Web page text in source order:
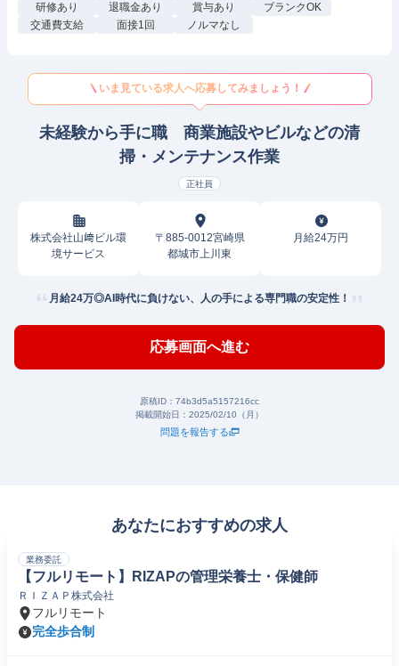
研修あり
退職金あり 賞与あり
ブランクOK
交通費支給
面接1回 ノルマなし
いま見ている求人へ応募してみましょう！
未経験から手に職 商業施設やビルなどの清
掃・メンテナンス作業
正社員
株式会社山﨑ビル環
境サービス
〒885-0012宮崎県
都城市上川東
月給24万円
月給24万◎AI時代に負けない、人の手による専門職の安定性！
応募画面へ進む
原稿ID： 74b3d5a5157216cc
掲載開始日： 2025/02/10（月）
問題を報告する
あなたにおすすめの求人
業務委託
【フルリモート】RIZAPの管理栄養士・保健師
ＲＩＺＡＰ株式会社
フルリモート
完全歩合制